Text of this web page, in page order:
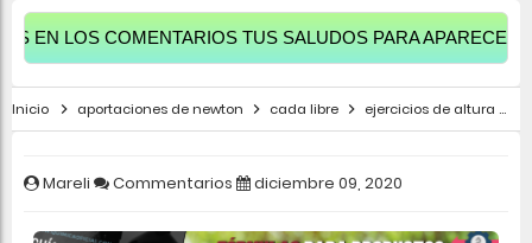
COMENTARIOS TUS SALUDOS PARA APARECER AQUÍ
Inicio aportaciones de newton cada libre ejercicios de altura
Mareli Commentarios diciembre 09, 2020